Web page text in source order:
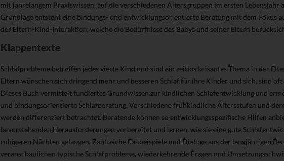
mit jahrelangem Praxiswissen, auf die verschiedenen Altersgruppen im ersten Lebensjahr
Grundlage entsteht eine bindungs- und entwicklungsorientierte Beratung mit dem Fokus
der Eltern-Kind-Interaktion, welche die Bedürfnisse des Babys und seiner Eltern
Klappentexte
Schlafprobleme betreffen jedes vierte Kind und sind ein zeitlos brisantes Thema in der
Eltern wünschen sich dringend mehr und besseren Schlaf für ihre Kinder und sich, sind
Dieses Buch vermittelt fundiertes Grundwissen zur kindlichen Schlafentwicklung und
und bindungsorientierte Schlafberatung. Verschiedene frühkindliche Altersstufen und
werden differenziert betrachtet. Beratende können so entwicklungsspezifische Hilfen
bevorstehenden Herausforderungen vorbereitet und lernen, wie sie eine gute
ruhigeren Nächten gelangen. Zahlreiche Fallbeispiele und Dialoge aus der langjährigen
veranschaulichen typische Schlafprobleme, wiederkehrende Fragen und